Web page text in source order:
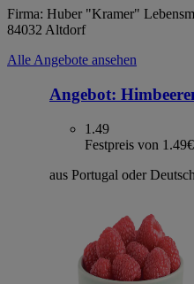
Firma: Huber "Kramer"
84032 Altdorf
Alle Angebote ansehen
Angebot:
1.49
Festpreis von 1.49€
aus Portugal oder